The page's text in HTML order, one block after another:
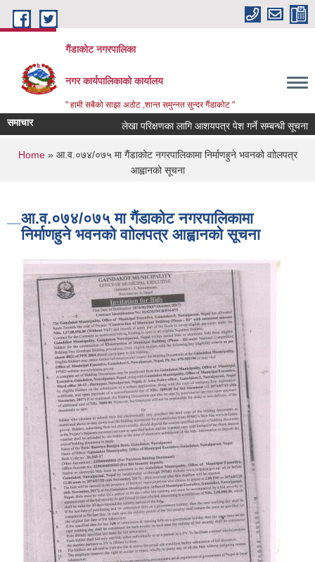
Skip to main content
गैंडाकोट नगरपालिका
नगर कार्यपालिकाको कार्यालय
" हामी सबैको साझा अठोट ,शान्त समुन्नत सुन्दर गैंडाकोट "
समाचार लेखा परिक्षणका लागि आशयपत्र पेश गर्ने सम्बन्धी सूचना
You are here
Home» आ.व.०७४/०७५ मा गैंडाकोट नगरपालिकामा निर्माणहुने भवनको वाोलपत्र
आह्वानको सूचना
आ.व.०७४/०७५ मा गैंडाकोट नगरपालिकामा
निर्माणहुने भवनको वाोलपत्र आह्वानको सूचना